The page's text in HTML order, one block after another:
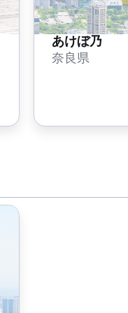
あけぼ乃
奈良県